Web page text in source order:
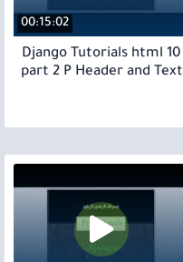
00:15:02
10 Django Tutorials html
part 2 P Header and Text